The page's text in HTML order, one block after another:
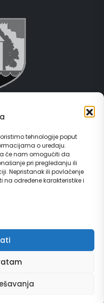
tehnologije poput
o uređaju.
će nam omogućiti da
pri pregledanju ili
Nepristanak ili povlačenje
određene karakteristike i
d.o.o. Tuzla